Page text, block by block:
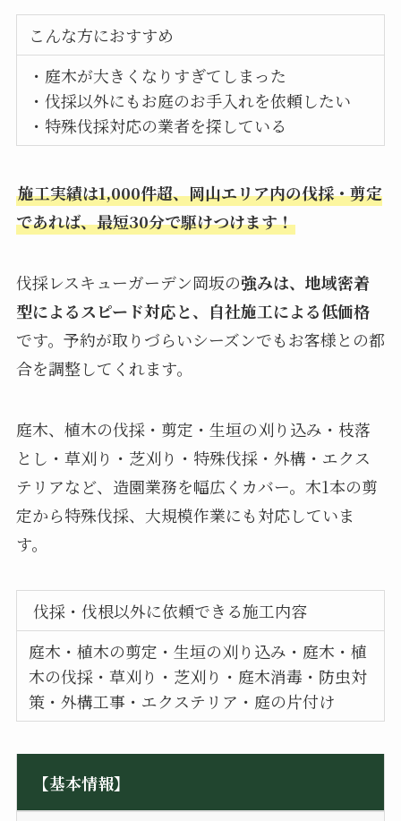
こんな方におすすめ
・庭木が大きくなりすぎてしまった
・伐採以外にもお庭のお手入れを依頼したい
・特殊伐採対応の業者を探している
施工実績は1,000件超、岡山エリア内の伐採・剪定
であれば、最短30分で駆けつけます！
伐採レスキューガーデン岡坂の強みは、地域密着
型によるスピード対応と、自社施工による低価格
です。予約が取りづらいシーズンでもお客様との都
合を調整してくれます。
庭木、植木の伐採・剪定・生垣の刈り込み・枝落
とし・草刈り・芝刈り・特殊伐採・外構・エクス
テリアなど、造園業務を幅広くカバー。木1本の剪
定から特殊伐採、大規模作業にも対応していま
す。
伐採・伐根以外に依頼できる施工内容
庭木・植木の剪定・生垣の刈り込み・庭木・植
木の伐採・草刈り・芝刈り・庭木消毒・防虫対
策・外構工事・エクステリア・庭の片付け
【基本情報】